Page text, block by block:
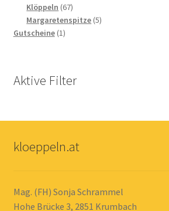
Produkte
Klöppeln 6767
Produkte
Margaretenspitze 55
Gutscheine 11
Aktive Filter
kloeppeln.at
Mag. (FH) Sonja Schrammel
Hohe Brücke 3, 2851 Krumbach